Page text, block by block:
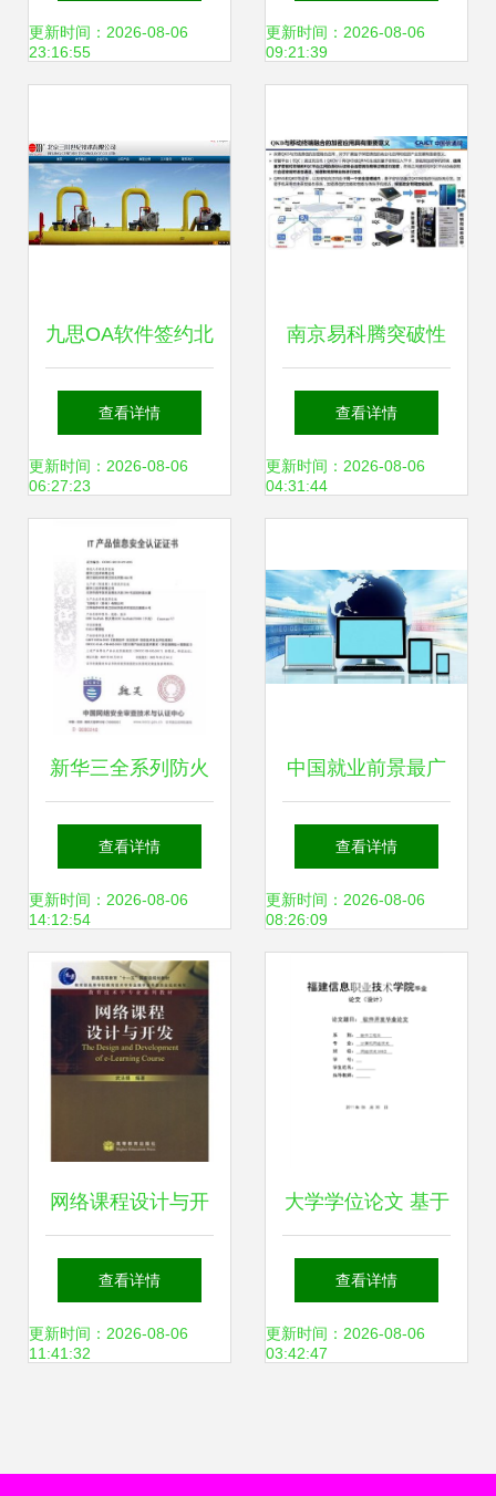
中心特色解析
更新时间：2026-08-06
23:16:55
网络技术开发的深
更新时间：2026-08-06
09:21:39
九思OA软件签约北
京三川世纪技术，
赋能网络技术开发
新篇章
查看详情
更新时间：2026-08-06
06:27:23
南京易科腾突破性
完成量子密钥分发
与加密手机融合应
安全新时代
查看详情
更新时间：2026-08-06
04:31:44
新华三全系列防火
墙荣获国内首家
EAL4增强级认证，
引领网络技术新高
峰
查看详情
更新时间：2026-08-06
14:12:54
中国就业前景最广
阔的五大工学类专
业 软件工程上榜，
查看详情
更新时间：2026-08-06
08:26:09
网络课程设计与开
发 教育技术学专业
的新视角与实践指
查看详情
更新时间：2026-08-06
11:41:32
大学学位论文 基于
软件开发的计算机
网络技术专业实践
查看详情
更新时间：2026-08-06
03:42:47